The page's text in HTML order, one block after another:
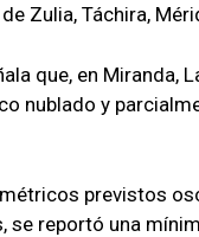
Zulia, Táchira,
que, en Miranda,
nublado y
previstos
se reportó una